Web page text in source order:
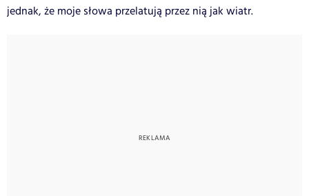
jednak, że moje słowa przelatują przez nią jak wiatr.